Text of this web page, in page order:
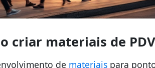
criar materiais de
de materiais para